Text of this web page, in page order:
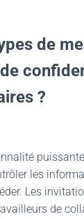
de
?
les
Les
de